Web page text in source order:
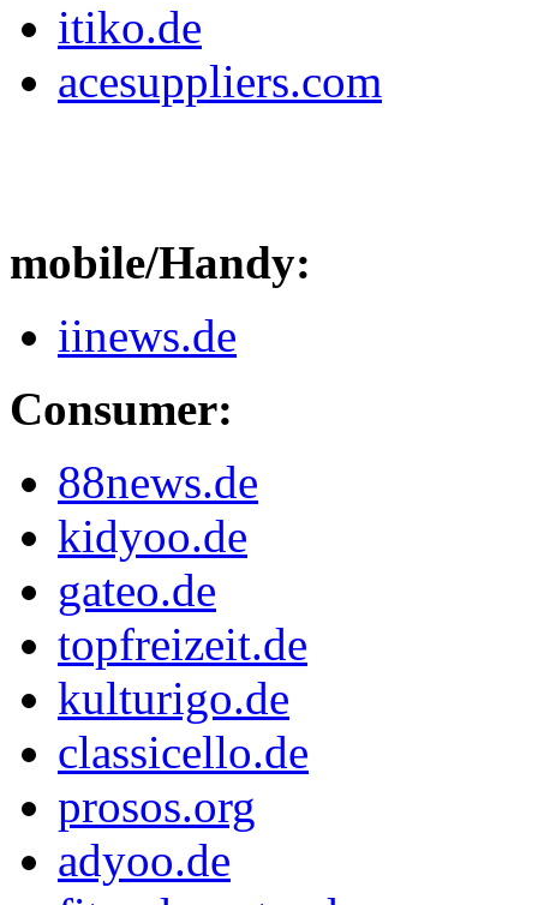
itiko.de
acesuppliers.com
mobile/Handy:
iinews.de
Consumer:
88news.de
kidyoo.de
gateo.de
topfreizeit.de
kulturigo.de
classicello.de
prosos.org
adyoo.de